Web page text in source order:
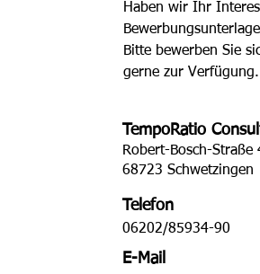
Haben wir Ihr
Bitte bewerben Sie
gerne zur Verfügung.
Telefon
E-Mail
TempoRatio
Robert-Bosch-Straße
68723 Schwetzingen
06202/85934-90